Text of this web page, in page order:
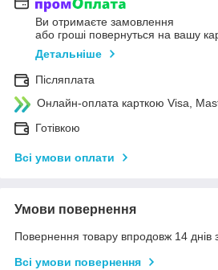
Ви отримаєте замовлення
або гроші повернуться на вашу
Детальніше
Післяплата
Онлайн-оплата карткою Visa,
Готівкою
Всі умови оплати
Умови повернення
Повернення товару впродовж 14 днів
Всі умови повернення